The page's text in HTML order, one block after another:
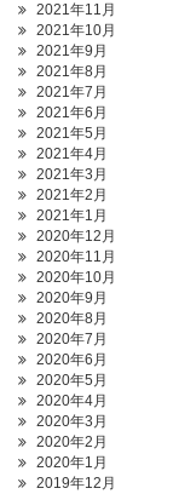
2021年11月
2021年10月
2021年9月
2021年8月
2021年7月
2021年6月
2021年5月
2021年4月
2021年3月
2021年2月
2021年1月
2020年12月
2020年11月
2020年10月
2020年9月
2020年8月
2020年7月
2020年6月
2020年5月
2020年4月
2020年3月
2020年2月
2020年1月
2019年12月